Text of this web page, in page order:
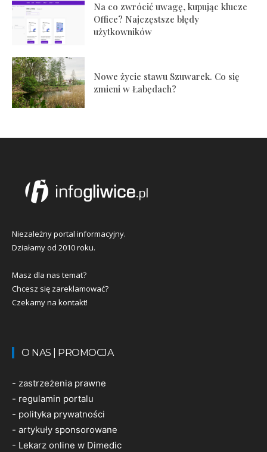
Na co zwrócić uwagę, kupując klucze
Office? Najczęstsze błędy
użytkowników
Nowe życie stawu Szuwarek. Co się
zmieni w Łabędach?
Niezależny portal informacyjny.
Działamy od 2010 roku.
Masz dla nas temat?
Chcesz się zareklamować?
Czekamy na kontakt!
O NAS | PROMOCJA
- zastrzeżenia prawne
- regulamin portalu
- polityka prywatności
- artykuły sponsorowane
- Lekarz online w Dimedic